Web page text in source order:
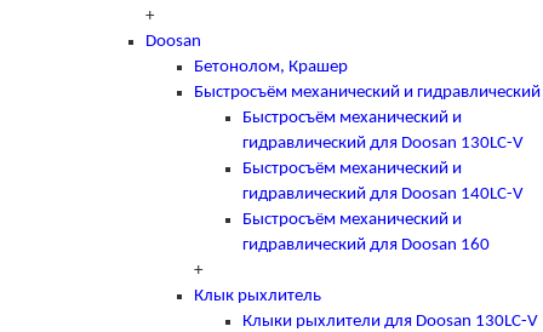
+
Doosan
Бетонолом, Крашер
Быстросъём механический и гидравлический
Быстросъём механический и
гидравлический для Doosan 130LC-V
Быстросъём механический и
гидравлический для Doosan 140LC-V
Быстросъём механический и
гидравлический для Doosan 160
+
Клык рыхлитель
Клыки рыхлители для Doosan 130LC-V